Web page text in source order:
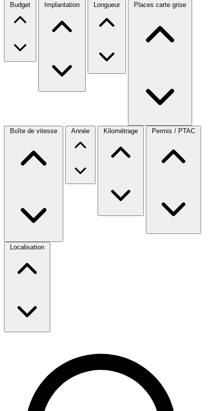
Budget Implantation Longueur Places carte grise
Boîte de vitesse Année Kilométrage Permis / PTAC
Localisation